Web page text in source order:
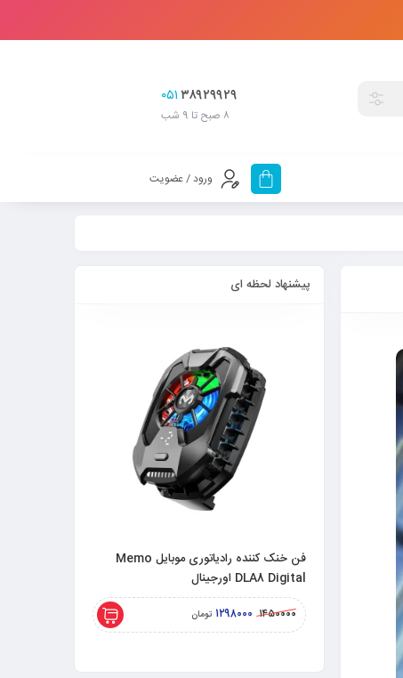
۳۸۹۲۹۹۲۹۰۵۱
۸ صبح تا 9 شب
ورود / عضویت
پیشنهاد لحظه ای
فن خنک کننده رادیاتوری موبایل Memo
DLA8 Digital اورجینال
۱۴۵۰۰۰۰ ۱۲۹۸۰۰۰ تومان